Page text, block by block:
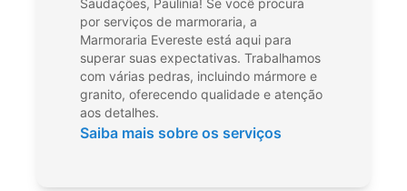
Saudações, Paulínia! Se você procura
por serviços de marmoraria, a
Marmoraria Evereste está aqui para
superar suas expectativas. Trabalhamos
com várias pedras, incluindo mármore e
granito, oferecendo qualidade e atenção
aos detalhes.
Saiba mais sobre os serviços